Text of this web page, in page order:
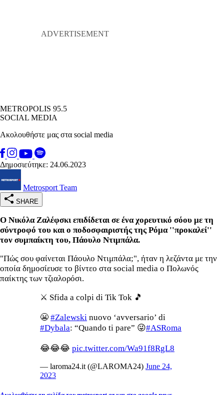
METROPOLIS 95.5
SOCIAL MEDIA
Ακολουθήστε μας στα social media
Δημοσιεύτηκε: 24.06.2023
Metrosport Team
SHARE
Ο Νικόλα Ζαλέφσκι επιδίδεται σε ένα χορευτικό σόου με τη
σύντροφό του και ο ποδοσφαιριστής της Ρόμα ''προκαλεί''
τον συμπαίκτη του, Πάουλο Ντιμπάλα.
"Πώς σου φαίνεται Πάουλο Ντιμπάλα;", ήταν η λεζάντα με την
οποία δημοσίευσε το βίντεο στα social media ο Πολωνός
παίκτης των τζιαλορόσι.
⚔️ Sfida a colpi di Tik Tok 🎵
😬 #Zalewski nuovo ‘avversario’ di
#Dybala: “Quando ti pare” 😜#ASRoma
😂😂😂 pic.twitter.com/Wa91f8RgL8
— laroma24.it (@LAROMA24) June 24,
2023